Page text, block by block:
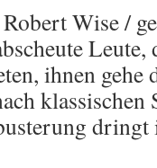
Wise /
ihnen gehe
klassischen